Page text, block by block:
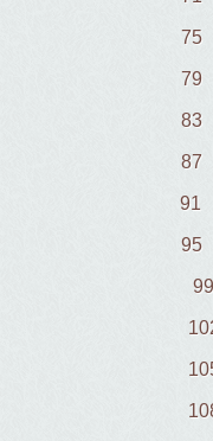
75
79
83
87
91
95
99